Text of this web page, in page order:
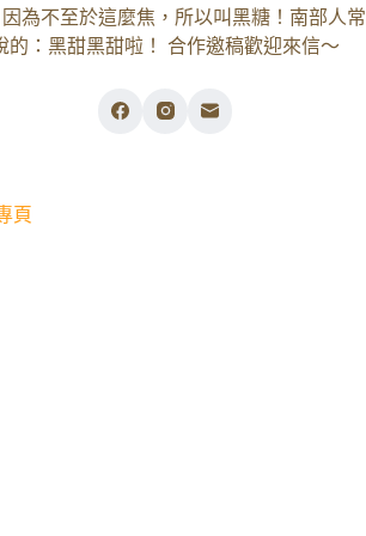
為不至於這麼焦，所以叫黑糖！南部人常
的：黑甜黑甜啦！ 合作邀稿歡迎來信～
頁